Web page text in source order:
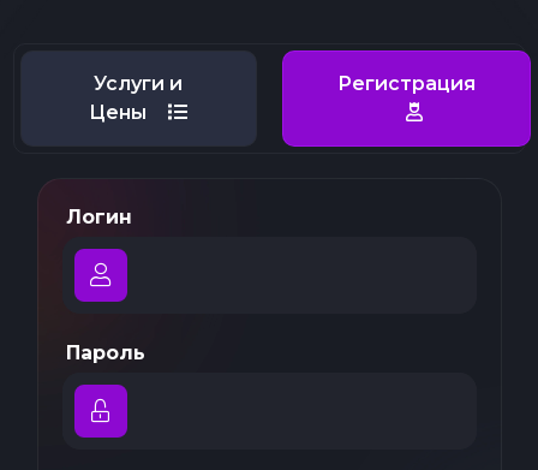
Услуги и
Цены
Регистрация
Логин
Пароль